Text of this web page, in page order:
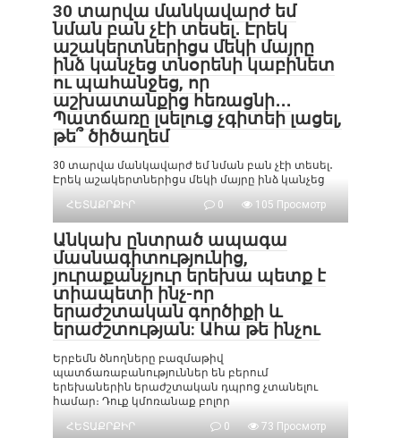
30 տարվա մանկավարժ եմ
նման բան չէի տեսել․ Էրեկ
աշակերտներիցս մեկի մայրը
ինձ կանչեց տնօրենի կաբինետ
ու պահանջեց, որ
աշխատանքից հեռացնի․․․
Պատճառը լսելուց չգիտեի լացել,
թե՞ ծիծաղեմ
30 տարվա մանկավարժ եմ նման բան չէի տեսել․
Էրեկ աշակերտներիցս մեկի մայրը ինձ կանչեց
ՀԵՏԱՔՐՔԻՐ
0 105 Просмотр
Անկախ ընտրած ապագա
մասնագիտությունից,
յուրաքանչյուր երեխա պետք է
տիապետի ինչ-որ
երաժշտական գործիքի և
երաժշտության: Ահա թե ինչու
Երբեմն ծնողները բազմաթիվ
պատճառաբանություններ են բերում
երեխաներին երաժշտական դպրոց չտանելու
համար։ Դուք կմոռանաք բոլոր
ՀԵՏԱՔՐՔԻՐ
0 73 Просмотр